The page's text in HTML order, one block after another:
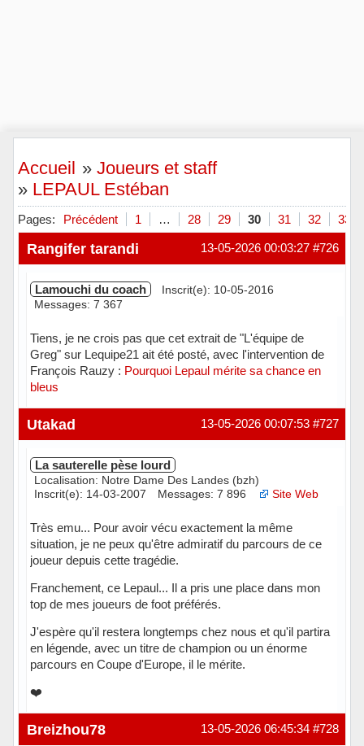
Accueil »Joueurs et staff
» LEPAUL Estéban
Pages: Précédent 1 … 28 29 30 31 32 33
#726
13-05-2026 00:03:27
Rangifer tarandi
Lamouchi du coach
Inscrit(e): 10-05-2016
Messages: 7 367
Tiens, je ne crois pas que cet extrait de "L'équipe de
Greg" sur Lequipe21 ait été posté, avec l'intervention de
François Rauzy : Pourquoi Lepaul mérite sa chance en
bleus
Hors ligne #727
13-05-2026 00:07:53
Utakad
La sauterelle pèse lourd
Localisation: Notre Dame Des Landes (bzh)
Inscrit(e): 14-03-2007
Messages: 7 896 Site Web
Très emu... Pour avoir vécu exactement la même
situation, je ne peux qu'être admiratif du parcours de ce
joueur depuis cette tragédie.
Franchement, ce Lepaul... Il a pris une place dans mon
top de mes joueurs de foot préférés.
J'espère qu'il restera longtemps chez nous et qu'il partira
en légende, avec un titre de champion ou un énorme
parcours en Coupe d'Europe, il le mérite.
❤️
Hors ligne #728
13-05-2026 06:45:34
Breizhou78